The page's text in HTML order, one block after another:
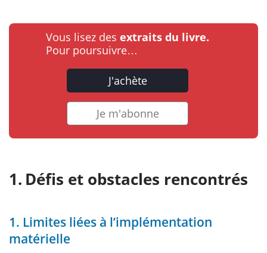
Vous lisez des extraits du livre.
Pour poursuivre…
J'achète
Je m'abonne
Défis et obstacles rencontrés
1. Limites liées à l’implémentation
matérielle